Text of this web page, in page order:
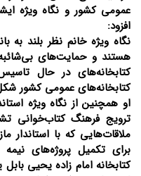
عمومی کشور و نگاه ویژه‌
افزود:
نگاه ویژه خانم نظر بلند
هستند و حمایت‌های
کتابخانه‌های در حال
کتابخانه‌های عمومی کشور
او همچنین از نگاه ویژه
ترویج فرهنگ کتاب‌خوانی
ملاقات‌هایی که با استاندار
برای تکمیل پروژه‌های
کتابخانه امام زاده یحیی